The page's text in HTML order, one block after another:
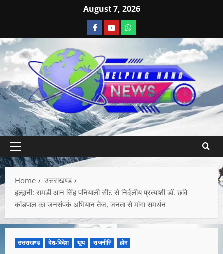
August 7, 2026
Home
उत्तराखण्ड
हल्द्वानी: रामडी आन सिंह पनियाली सीट से निर्दलीय प्रत्याशी डॉ. छवि
कांडपाल का जनसंपर्क अभियान तेज, जनता से मांगा समर्थन
उत्तराखण्ड देश-विदेश यूथ राजनीति होम